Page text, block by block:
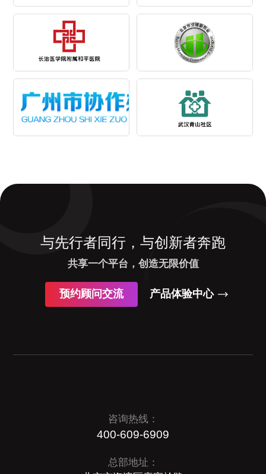
与先行者同行，与创新者奔跑
共享一个平台，创造无限价值
预约顾问交流 产品体验中心
咨询热线：
400-609-6909
总部地址：